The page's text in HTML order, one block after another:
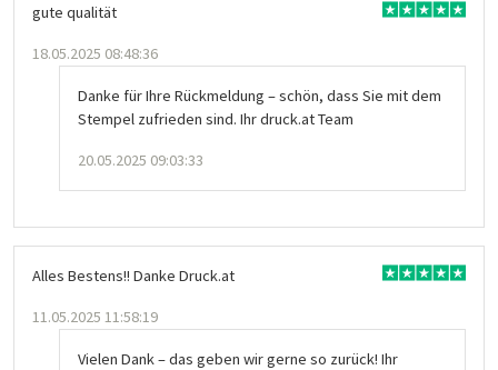
gute qualität
18.05.2025 08:48:36
Danke für Ihre Rückmeldung – schön, dass Sie mit dem
Stempel zufrieden sind. Ihr druck.at Team
20.05.2025 09:03:33
Alles Bestens!! Danke Druck.at
11.05.2025 11:58:19
Vielen Dank – das geben wir gerne so zurück! Ihr